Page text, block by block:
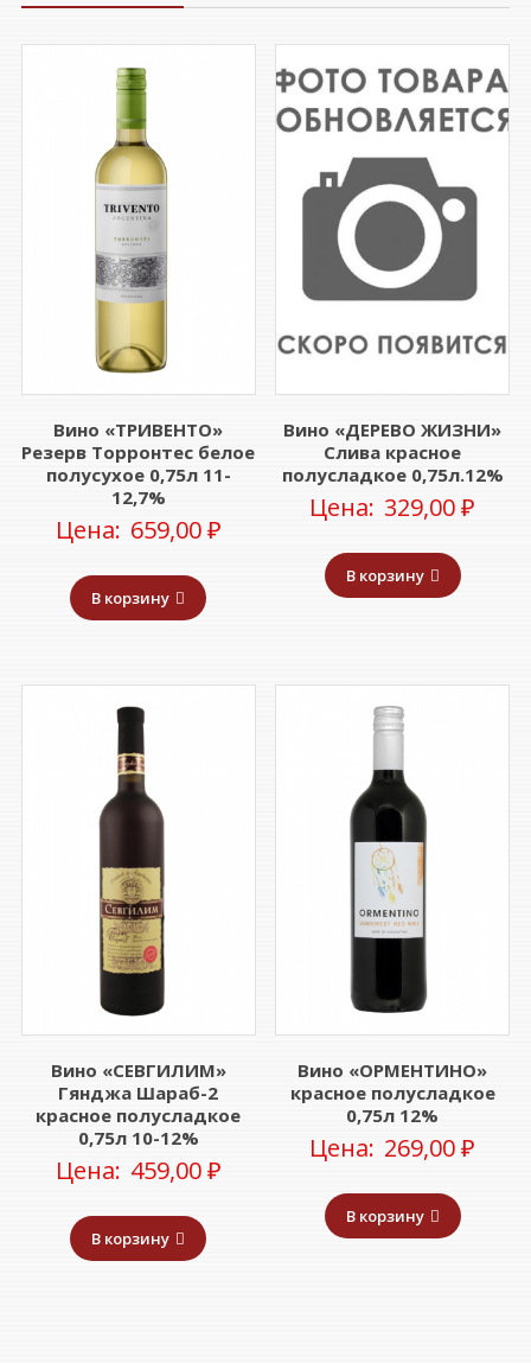
Вино «ТРИВЕНТО»
Резерв Торронтес белое
полусухое 0,75л 11-
12,7%
Цена: 659,00₽
В корзину
Вино «ДЕРЕВО ЖИЗНИ»
Слива красное
полусладкое 0,75л.12%
Цена: 329,00₽
В корзину
Вино «СЕВГИЛИМ»
Гянджа Шараб-2
красное полусладкое
0,75л 10-12%
Цена: 459,00₽
В корзину
Вино «ОРМЕНТИНО»
красное полусладкое
0,75л 12%
Цена: 269,00₽
В корзину